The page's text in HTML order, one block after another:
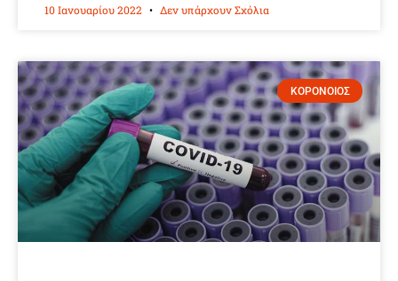
10 Ιανουαρίου 2022 Δεν υπάρχουν Σχόλια
ΚΟΡΟΝΟΙΟΣ